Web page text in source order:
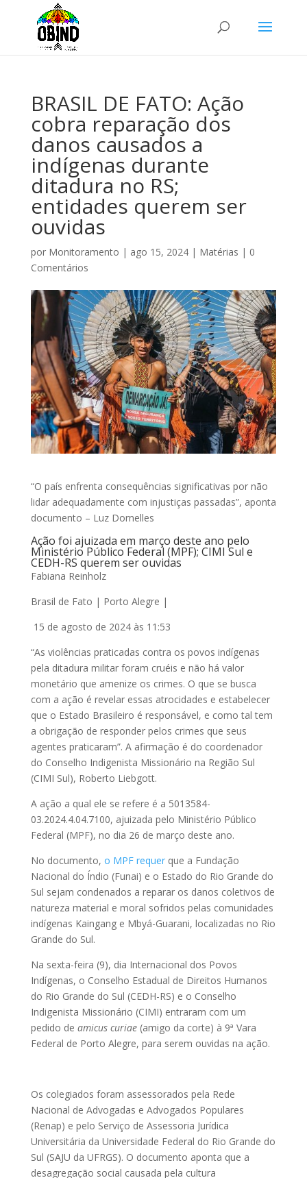
BRASIL DE FATO: Ação
cobra reparação dos
danos causados a
indígenas durante
ditadura no RS;
entidades querem ser
ouvidas
por Monitoramento | ago 15, 2024| Matérias | 0
Comentários
“O país enfrenta consequências significativas por não
lidar adequadamente com injustiças passadas”, aponta
documento – Luz Dornelles
Ação foi ajuizada em março deste ano pelo
Ministério Público Federal (MPF); CIMI Sul e
CEDH-RS querem ser ouvidas
Fabiana Reinholz
Brasil de Fato | Porto Alegre |
15 de agosto de 2024 às 11:53
“As violências praticadas contra os povos indígenas
pela ditadura militar foram cruéis e não há valor
monetário que amenize os crimes. O que se busca
com a ação é revelar essas atrocidades e estabelecer
que o Estado Brasileiro é responsável, e como tal tem
a obrigação de responder pelos crimes que seus
agentes praticaram”. A afirmação é do coordenador
do Conselho Indigenista Missionário na Região Sul
(CIMI Sul), Roberto Liebgott.
A ação a qual ele se refere é a 5013584-
03.2024.4.04.7100, ajuizada pelo Ministério Público
Federal (MPF), no dia 26 de março deste ano.
No documento, o MPF requerque a Fundação
Nacional do Índio (Funai) e o Estado do Rio Grande do
Sul sejam condenados a reparar os danos coletivos de
natureza material e moral sofridos pelas comunidades
indígenas Kaingang e Mbyá-Guarani, localizadas no Rio
Grande do Sul.
Na sexta-feira (9), dia Internacional dos Povos
Indígenas, o Conselho Estadual de Direitos Humanos
do Rio Grande do Sul (CEDH-RS) e o Conselho
Indigenista Missionário (CIMI) entraram com um
pedido de amicus curiae (amigo da corte) à 9ª Vara
Federal de Porto Alegre, para serem ouvidas na ação.
Os colegiados foram assessorados pela Rede
Nacional de Advogadas e Advogados Populares
(Renap) e pelo Serviço de Assessoria Jurídica
Universitária da Universidade Federal do Rio Grande do
Sul (SAJU da UFRGS). O documento aponta que a
desagregação social causada pela cultura